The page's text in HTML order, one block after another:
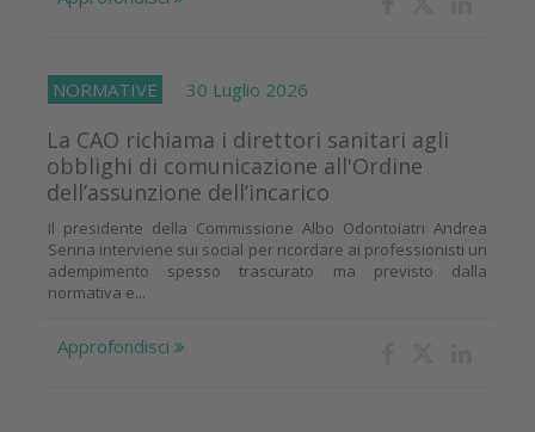
NORMATIVE 30 Luglio 2026
La CAO richiama i direttori sanitari agli
obblighi di comunicazione all'Ordine
dell’assunzione dell’incarico
Il presidente della Commissione Albo Odontoiatri Andrea
Senna interviene sui social per ricordare ai professionisti un
adempimento spesso trascurato ma previsto dalla
normativa e...
Approfondisci